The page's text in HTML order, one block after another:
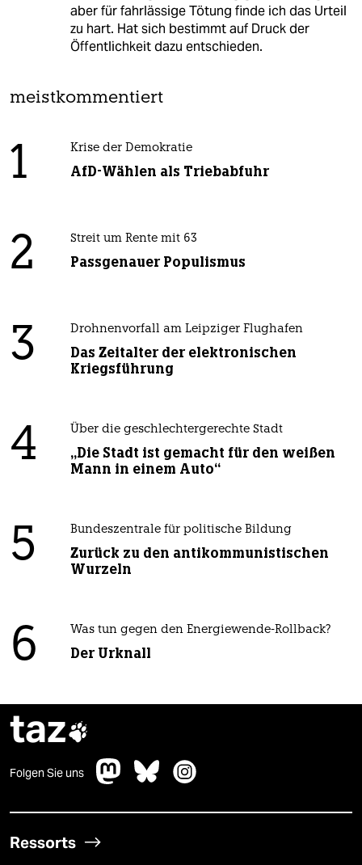
aber für fahrlässige Tötung finde ich das Urteil
zu hart. Hat sich bestimmt auf Druck der
Öffentlichkeit dazu entschieden.
meistkommentiert
1 Krise der Demokratie
AfD-Wählen als Triebabfuhr
2 Streit um Rente mit 63
Passgenauer Populismus
3 Drohnenvorfall am Leipziger Flughafen
Das Zeitalter der elektronischen
Kriegsführung
4 Über die geschlechtergerechte Stadt
„Die Stadt ist gemacht für den weißen
Mann in einem Auto“
5 Bundeszentrale für politische Bildung
Zurück zu den antikommunistischen
Wurzeln
6 Was tun gegen den Energiewende-Rollback?
Der Urknall
taz
Folgen Sie uns
Ressorts